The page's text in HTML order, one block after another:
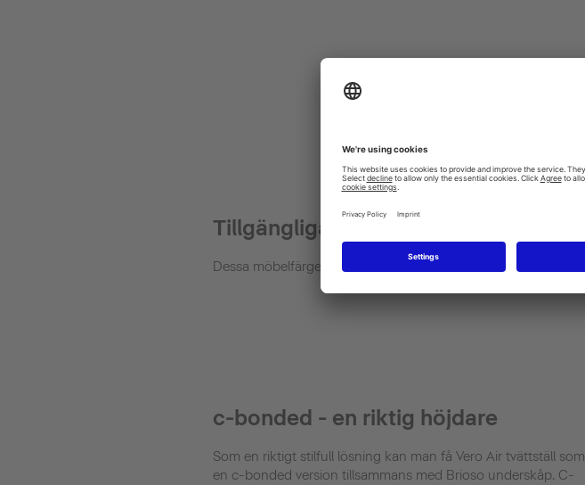
Tillgängliga ytor
Dessa möbelfärger erbjuds
c-bonded - en riktig höjdare
Som en riktigt stilfull lösning kan man få Vero Air tvättställ som
en c-bonded version tillsammans med Brioso underskåp. C-